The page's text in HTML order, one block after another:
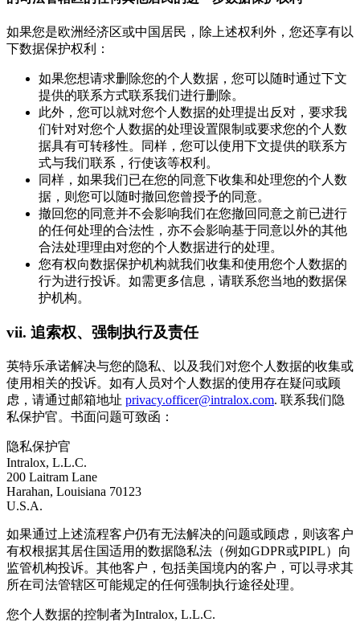
如果您是欧洲经济区或中国居民，除上述权利外，您还享有以
下数据保护权利：
如果您想请求删除您的个人数据，您可以随时通过下文
提供的联系方式联系我们进行删除。
此外，您可以就对您个人数据的处理提出反对，要求我
们针对对您个人数据的处理设置限制或要求您的个人数
据具有可转移性。同样，您可以使用下文提供的联系方
式与我们联系，行使该等权利。
同样，如果我们已在您的同意下收集和处理您的个人数
据，则您可以随时撤回您曾授予的同意。
撤回您的同意并不会影响我们在您撤回同意之前已进行
的任何处理的合法性，亦不会影响基于同意以外的其他
合法处理理由对您的个人数据进行的处理。
您有权向数据保护机构就我们收集和使用您个人数据的
行为进行投诉。如需更多信息，请联系您当地的数据保
护机构。
vii. 追索权、强制执行及责任
英特乐承诺解决与您的隐私、以及我们对您个人数据的收集或
使用相关的投诉。如有人员对个人数据的使用存在疑问或顾
虑，请通过邮箱地址 privacy.officer@intralox.com. 联系我们隐
私保护官。书面问题可致函：
隐私保护官
Intralox, L.L.C.
200 Laitram Lane
Harahan, Louisiana 70123
U.S.A.
如果通过上述流程客户仍有无法解决的问题或顾虑，则该客户
有权根据其居住国适用的数据隐私法（例如GDPR或PIPL）向
监管机构投诉。其他客户，包括美国境内的客户，可以寻求其
所在司法管辖区可能规定的任何强制执行途径处理。
您个人数据的控制者为Intralox, L.L.C.